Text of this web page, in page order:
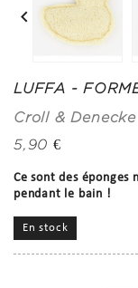

LUFFA -
Croll & Denecke
5,90 €
Ce sont des éponges
pendant le bain !
En stock